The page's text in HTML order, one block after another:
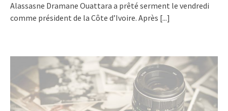
Alassasne Dramane Ouattara a prêté serment le vendredi
comme président de la Côte d’Ivoire. Après [...]